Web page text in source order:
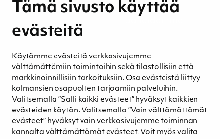
Tämä sivusto käyttää
evästeitä
Käytämme evästeitä verkkosivujemme
välttämättömiin toimintoihin sekä tilastollisiin että
markkinoinnillisiin tarkoituksiin. Osa evästeistä liittyy
kolmansien osapuolten tarjoamiin palveluihin.
Valitsemalla ”Salli kaikki evästeet” hyväksyt kaikkien
evästeiden käytön. Valitsemalla ”Vain välttämättömät
evästeet” hyväksyt vain verkkosivujemme toiminnan
kannalta välttämättömät evästeet. Voit myös valita
Ympäristövastuu
hyvinvointi
Turvetuotannon kestävyys
Kestävyyden johtaminen
Retkeilykohteet
Media
Uutiset ja blogit
Podcast